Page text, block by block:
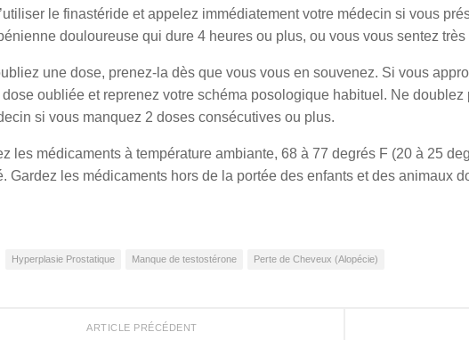
le finastéride et appelez immédiatement votre médecin si vous
douloureuse qui dure 4 heures ou plus, ou vous vous sentez très
une dose, prenez-la dès que vous vous en souvenez. Si vous
oubliée et reprenez votre schéma posologique habituel. Ne doublez
si vous manquez 2 doses consécutives ou plus.
les médicaments à température ambiante, 68 à 77 degrés F (20 à 25
Gardez les médicaments hors de la portée des enfants et des animaux
Hyperplasie Prostatique Manque de testostérone Perte de Cheveux (Alopécie)
ARTICLE PRÉCÉDENT